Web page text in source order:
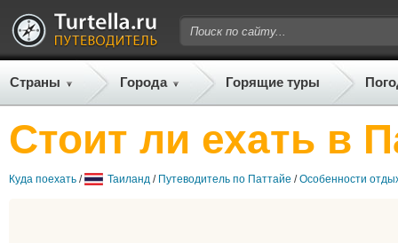
Страны Города Горящие туры
Стоит ли ехать в
Куда поехать / Таиланд / Путеводитель по Паттайе /Особенности